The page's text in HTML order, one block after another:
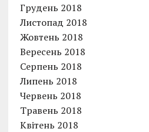
Грудень 2018
Листопад 2018
Жовтень 2018
Вересень 2018
Серпень 2018
Липень 2018
Червень 2018
Травень 2018
Квітень 2018